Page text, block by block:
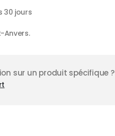
30 jours
Anvers.
sur un produit spécifique ?